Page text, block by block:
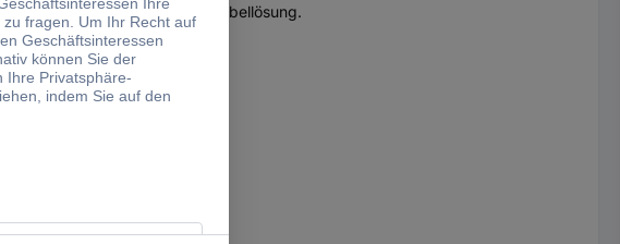
und permanente Kabellösung.